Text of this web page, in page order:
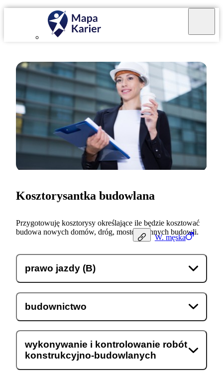
W. męska
Kosztorysantka budowlana
Przygotowuję kosztorysy określające ile będzie kosztować
budowa nowych domów, dróg, mostów i innych budowli.
prawo jazdy (B)
budownictwo
wykonywanie i kontrolowanie robót
konstrukcyjno-budowlanych